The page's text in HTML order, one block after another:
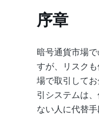
序章
暗号通貨市場
すが、リスク
場で取引して
引システムは
ない人に代替